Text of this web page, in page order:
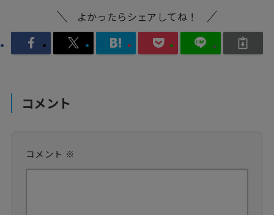
よかったらシェアしてね！
コメント
コメント ※